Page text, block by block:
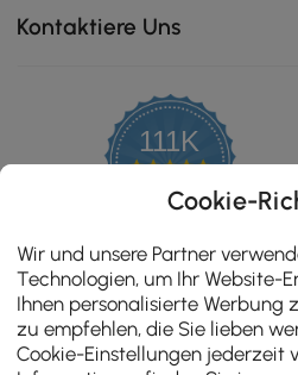
Kontaktiere Uns
111K
4.8
star
rating
ZERTIFIZIERTE BEWERTUNGEN
Cookie-
Wir und unsere Partner
Technologien, um Ihr Website-
Ihnen personalisierte Werbung
zu empfehlen, die Sie lieben
Cookie-Einstellungen jederzeit